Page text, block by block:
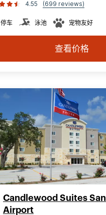
4.55
(699 reviews)
停车 泳池 宠物友好
查看价格
Candlewood Suites
Airport